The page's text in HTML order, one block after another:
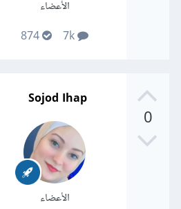
الأعضاء
0
Sojod Ihap
الأعضاء